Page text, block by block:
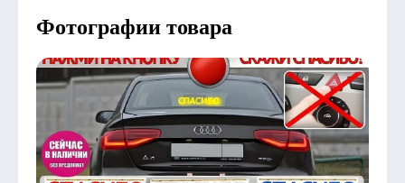
Фотографии товара